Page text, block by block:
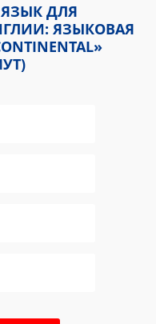
ДЛЯ
ЯЗЫКОВАЯ